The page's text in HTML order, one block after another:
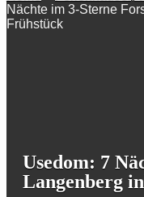
Nächte im 3-Sterne
Frühstück
Usedom: 7
Langenberg